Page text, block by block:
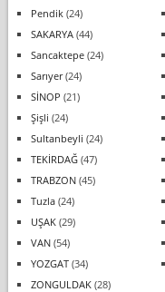
Pendik(24)
SAKARYA(44)
Sancaktepe(24)
Sarıyer(24)
SİNOP (21)
Şişli (24)
Sultanbeyli (24)
TEKİRDAĞ(47)
TRABZON(45)
Tuzla(24)
UŞAK(29)
VAN(54)
YOZGAT(34)
ZONGULDAK(28)